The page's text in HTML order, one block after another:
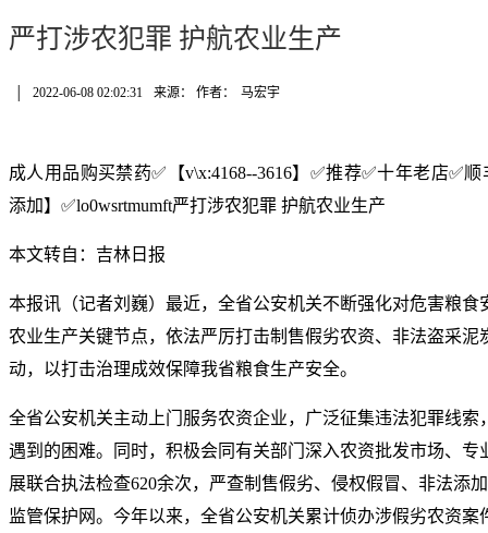
严打涉农犯罪 护航农业生产
2022-06-08 02:02:31 来源： 作者： 马宏宇
成人用品购买禁药✅【v\x:4168--3616】✅推荐✅十年老店✅
添加】✅lo0wsrtmumft严打涉农犯罪 护航农业生产
本文转自：吉林日报
本报讯（记者刘巍）最近，全省公安机关不断强化对危害粮食
农业生产关键节点，依法严厉打击制售假劣农资、非法盗采泥
动，以打击治理成效保障我省粮食生产安全。
全省公安机关主动上门服务农资企业，广泛征集违法犯罪线索
遇到的困难。同时，积极会同有关部门深入农资批发市场、专
展联合执法检查620余次，严查制售假劣、侵权假冒、非法添
监管保护网。今年以来，全省公安机关累计侦办涉假劣农资案